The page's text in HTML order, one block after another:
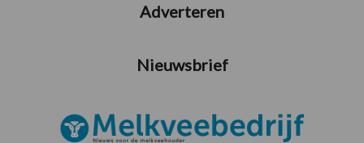
Adverteren
Nieuwsbrief